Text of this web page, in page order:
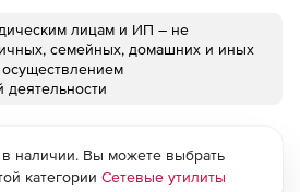
лицам и ИП – не
семейных, домашних и иных
деятельности
наличии. Вы можете выбрать
категории Сетевые утилиты